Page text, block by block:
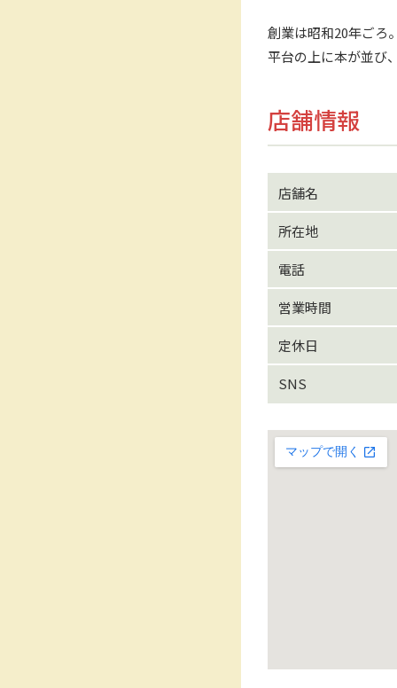
創業は昭和20年ごろ
平台の上に本が並び
店舗情報
店舗名
所在地
電話
営業時間
定休日
SNS